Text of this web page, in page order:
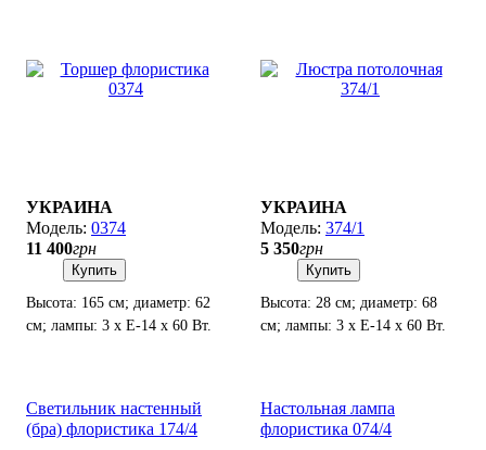
УКРАИНА
0374
11 400грн
Купить
Высота: 165 см; диаметр: 62
см; лампы: 3 х Е-14 х 60 Вт.
УКРАИНА
374/1
5 350грн
Купить
Высота: 28 см; диаметр: 68
см; лампы: 3 х Е-14 х 60 Вт.
Светильник настенный
(бра) флористика 174/4
Настольная лампа
флористика 074/4